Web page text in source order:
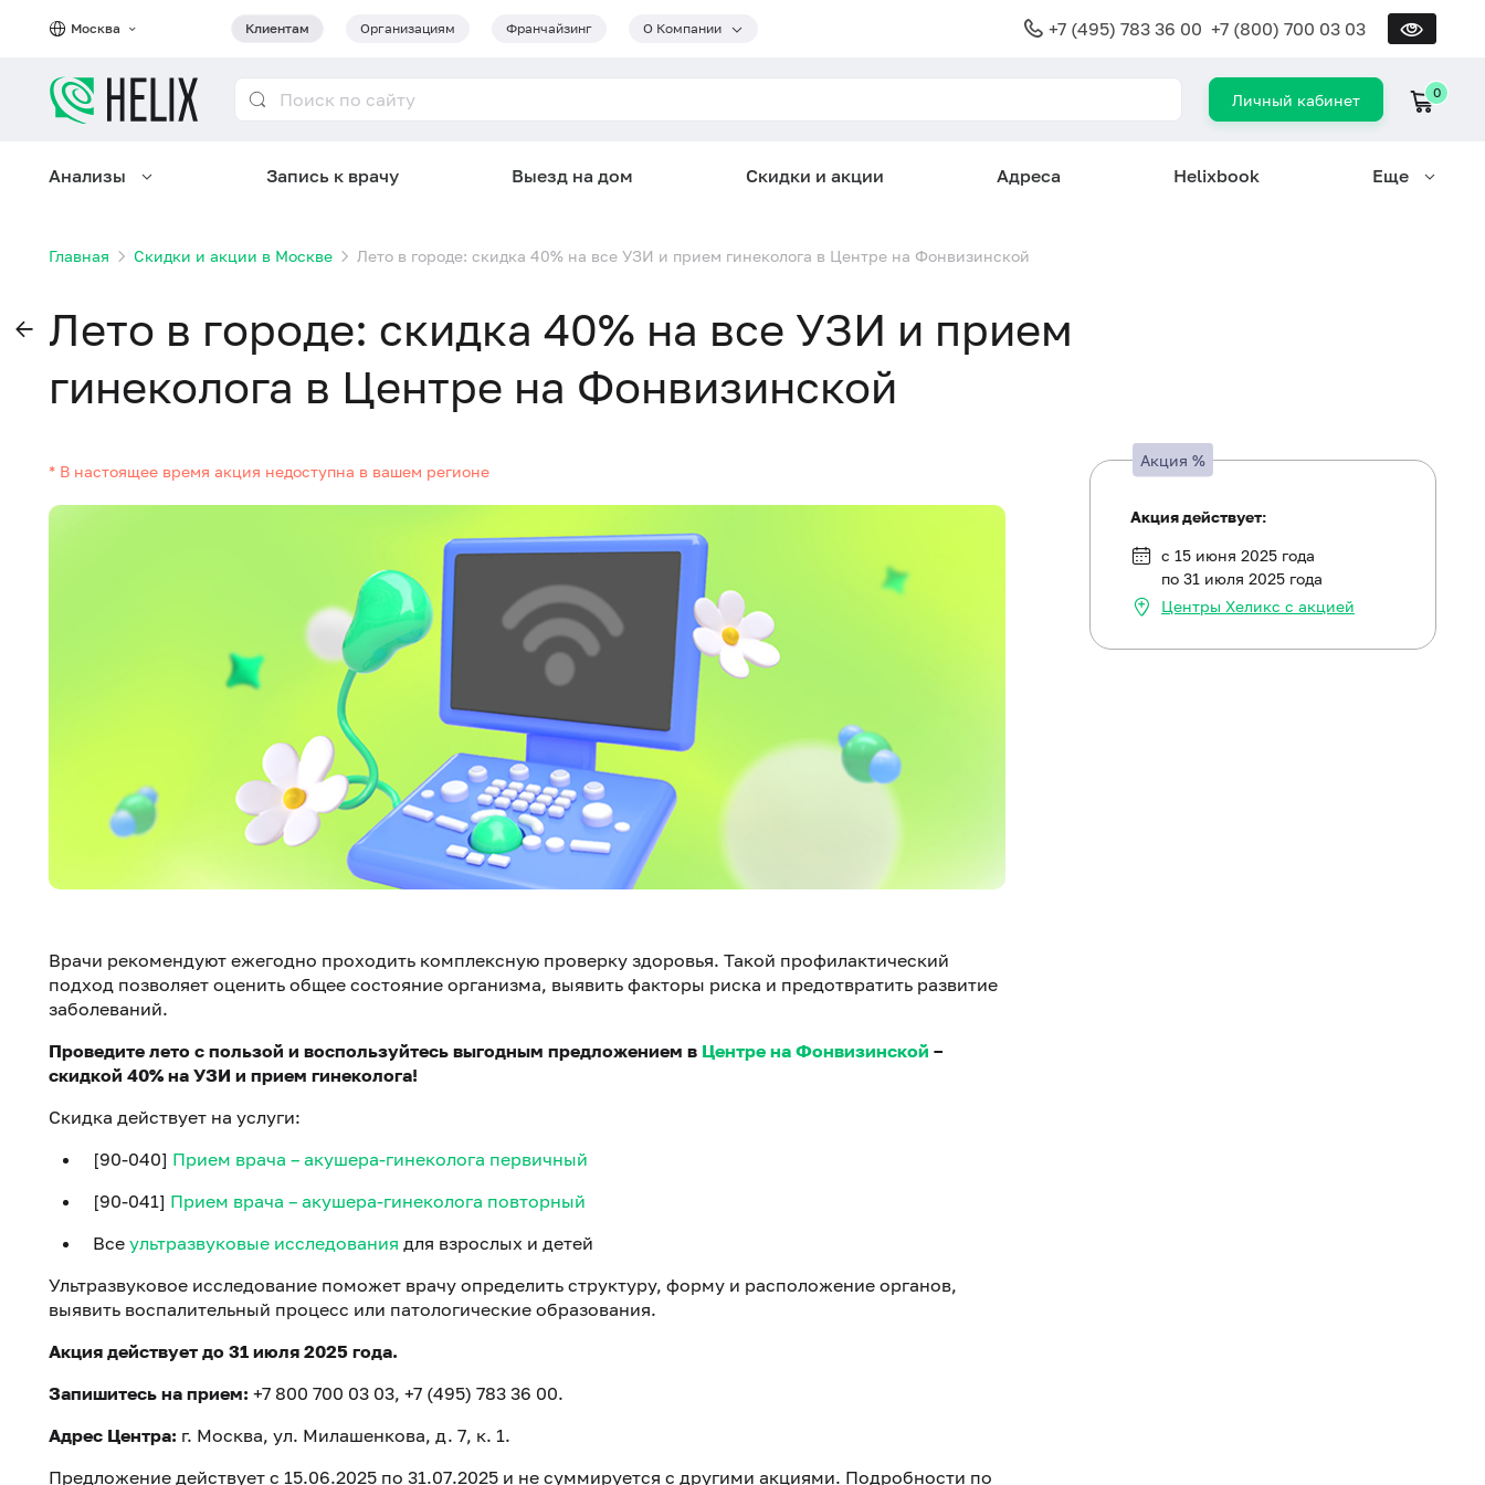
Москва Клиентам Организациям Франчайзинг О Компании +7 (495) 783 36 00 +7 (800) 700 03 03
Личный кабинет 0
Анализы Запись к врачу Выезд на дом Скидки и акции Адреса Helixbook Еще
Главная Скидки и акции в Москве Лето в городе: скидка 40% на все УЗИ и прием гинеколога в Центре на Фонвизинской
Лето в городе: скидка 40% на все УЗИ и прием
гинеколога в Центре на Фонвизинской
* В настоящее время акция недоступна в вашем регионе
Врачи рекомендуют ежегодно проходить комплексную проверку здоровья. Такой профилактический
подход позволяет оценить общее состояние организма, выявить факторы риска и предотвратить развитие
заболеваний.
Проведите лето с пользой и воспользуйтесь выгодным предложением в Центре на Фонвизинской –
скидкой 40% на УЗИ и прием гинеколога!
Скидка действует на услуги:
[90-040] Прием врача – акушера-гинеколога первичный
[90-041] Прием врача – акушера-гинеколога повторный
Все ультразвуковые исследования для взрослых и детей
Ультразвуковое исследование поможет врачу определить структуру, форму и расположение органов,
выявить воспалительный процесс или патологические образования.
Акция действует до 31 июля 2025 года.
Запишитесь на прием: +7 800 700 03 03, +7 (495) 783 36 00.
Адрес Центра: г. Москва, ул. Милашенкова, д. 7, к. 1.
Предложение действует с 15.06.2025 по 31.07.2025 и не суммируется с другими акциями. Подробности по
Акция %
Акция действует:
с 15 июня 2025 года
по 31 июля 2025 года
Центры Хеликс с акцией